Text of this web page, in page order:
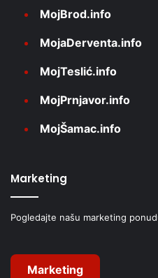
MojBrod.info
MojaDerventa.info
MojTeslić.info
MojPrnjavor.info
MojŠamac.info
Marketing
Pogledajte našu marketing
Marketing